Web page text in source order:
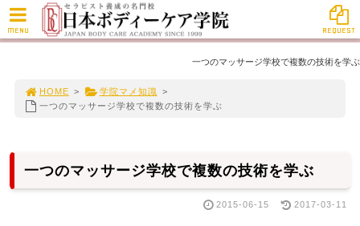
一つのマッサージ学校で複数の技術を学ぶ
HOME > 学院マメ知識
>
一つのマッサージ学校で複数の技術を学ぶ
一つのマッサージ学校で複数の技術を学ぶ
2015-06-15 2017-03-11
MENU REQUEST